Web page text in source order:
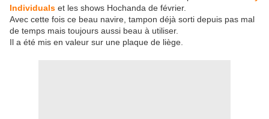
Individuals et les shows Hochanda de février.
Avec cette fois ce beau navire, tampon déjà sorti depuis pas mal
de temps mais toujours aussi beau à utiliser.
Il a été mis en valeur sur une plaque de liège.